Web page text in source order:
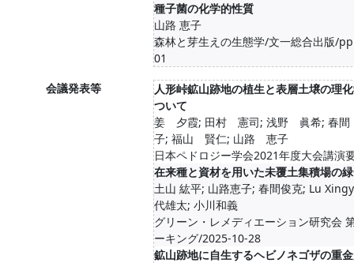
種子菌の化学的性質
山路 恵子
森林と芽生えの生態学/文一総合出版/
01
会議発表等
人形峠鉱山跡地の植生と表層土壌の理
ついて
姜 夕霞; 田村 憲司; 浅野 眞希; 春
子; 福山 賢仁; 山路 恵子
日本ペドロジー学会2021年度大会講演
在来種と資材を用いた未覆土集積場の
土山 紘平; 山路恵子; 春間俊克; Lu
代雄太; 小川和義
グリーン・レメディエーション研究会
ーキング/2025-10-28
鉱山跡地に自生するヘビノネゴザの重